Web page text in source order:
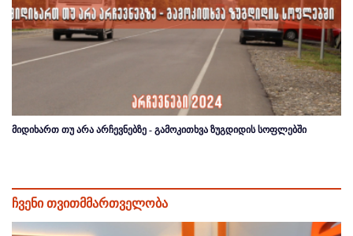
მიდიხართ თუ არა არჩევნებზე - გამოკითხვა ზუგდიდის სოფლებში
ჩვენი თვითმმართველობა